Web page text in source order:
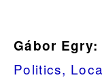
Gábor Egry:
Politics,